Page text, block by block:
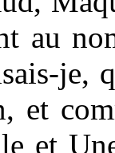
au
je,
et
et